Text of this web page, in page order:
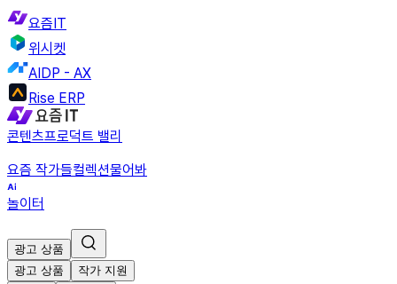
요즘IT
위시켓
AIDP - AX
Rise ERP
콘텐츠프로덕트 밸리
요즘 작가들컬렉션물어봐
놀이터
광고 상품
광고 상품
작가 지원